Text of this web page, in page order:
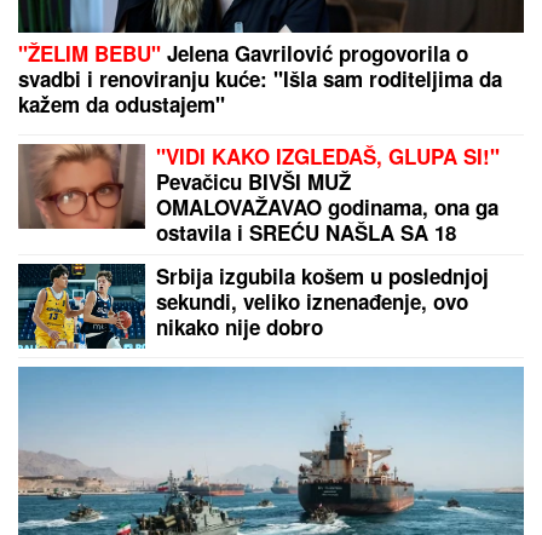
MARINA VISKOVIĆ U NIKAD SMELIJEMIZDANjU: U
kaubojkama i sa prorezom na suknji pokazala
izvajane noge, ali i nešto što nije htela (FOTO)
ENA I PEJA PROGOVORILI O SVADBI I ELITI 10
Otkrili detalje porodične svađe i šta se desilo na
ručku sa Zlatom i Mikijem: "Odabrala sam
venčanicu, pevaće Andreana Čekić"